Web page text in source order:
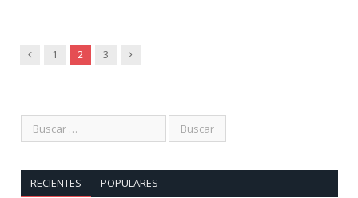
Anterior
1 2 3 Siguiente
RECIENTES POPULARES